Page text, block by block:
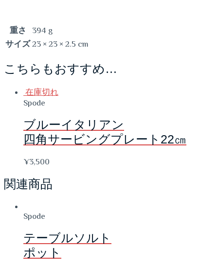
重さ
394 g
サイズ 23 × 23 × 2.5 cm
こちらもおすすめ…
在庫切れ
Spode
ブルーイタリアン
四角サービングプレート22㎝
¥3,500
関連商品
Spode
テーブルソルト
ポット